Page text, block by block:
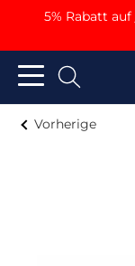
5% Rabatt auf
Vorherige